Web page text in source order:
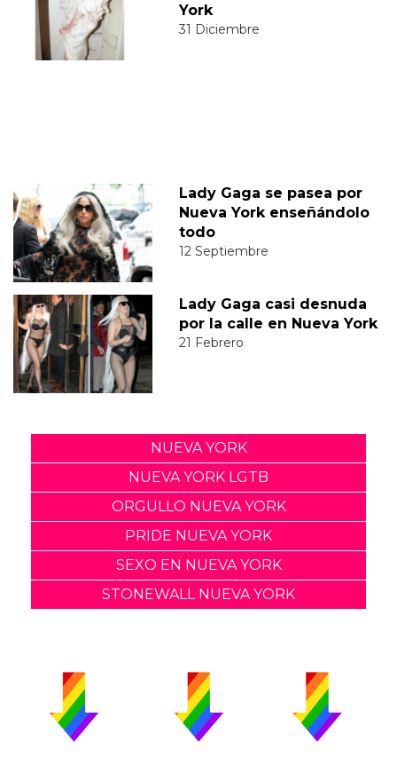
York
31 Diciembre
Lady Gaga se pasea por
Nueva York enseñándolo
todo
12 Septiembre
Lady Gaga casi desnuda
por la calle en Nueva York
21 Febrero
NUEVA YORK
NUEVA YORK LGTB
ORGULLO NUEVA YORK
PRIDE NUEVA YORK
SEXO EN NUEVA YORK
STONEWALL NUEVA YORK